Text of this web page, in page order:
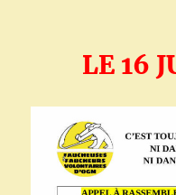
LE 16